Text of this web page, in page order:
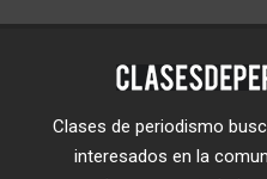
Clases de periodismo
interesados en la